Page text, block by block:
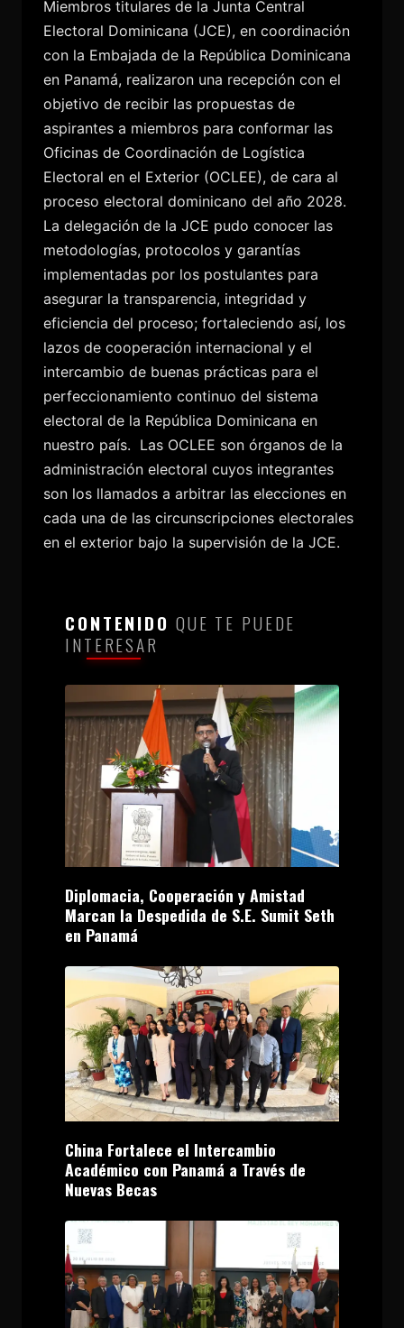
Miembros titulares de la Junta Central
Electoral Dominicana (JCE), en coordinación
con la Embajada de la República Dominicana
en Panamá, realizaron una recepción con el
objetivo de recibir las propuestas de
aspirantes a miembros para conformar las
Oficinas de Coordinación de Logística
Electoral en el Exterior (OCLEE), de cara al
proceso electoral dominicano del año 2028.
La delegación de la JCE pudo conocer las
metodologías, protocolos y garantías
implementadas por los postulantes para
asegurar la transparencia, integridad y
eficiencia del proceso; fortaleciendo así, los
lazos de cooperación internacional y el
intercambio de buenas prácticas para el
perfeccionamiento continuo del sistema
electoral de la República Dominicana en
nuestro país. Las OCLEE son órganos de la
administración electoral cuyos integrantes
son los llamados a arbitrar las elecciones en
cada una de las circunscripciones electorales
en el exterior bajo la supervisión de la JCE.
CONTENIDO QUE TE PUEDE
INTERESAR
Diplomacia, Cooperación y Amistad
Marcan la Despedida de S.E. Sumit Seth
en Panamá
China Fortalece el Intercambio
Académico con Panamá a Través de
Nuevas Becas